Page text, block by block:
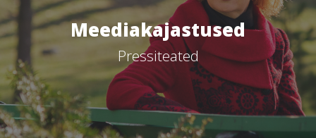
Meediakajastused
Pressiteated